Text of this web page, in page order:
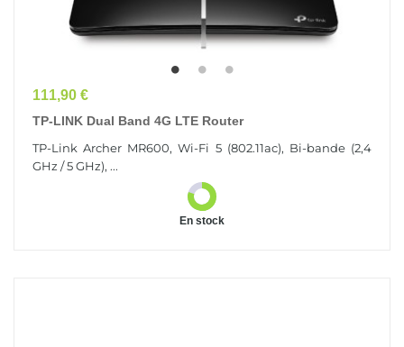
Prix
111,90 €
TP-LINK Dual Band 4G LTE Router
TP-Link Archer MR600, Wi-Fi 5 (802.11ac), Bi-bande (2,4
GHz / 5 GHz), ...
En stock